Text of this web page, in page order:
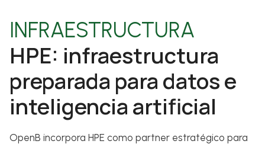
INFRAESTRUCTURA
HPE: infraestructura
preparada para datos e
inteligencia artificial
OpenB incorpora HPE como partner estratégico para